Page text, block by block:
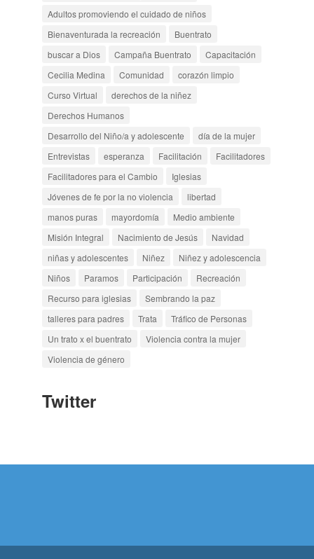
Adultos promoviendo el cuidado de niños
Bienaventurada la recreación
Buentrato
buscar a Dios
Campaña Buentrato
Capacitación
Cecilia Medina
Comunidad
corazón limpio
Curso Virtual
derechos de la niñez
Derechos Humanos
Desarrollo del Niño/a y adolescente
día de la mujer
Entrevistas
esperanza Facilitación
Facilitadores
Facilitadores para el Cambio
Iglesias
Jóvenes de fe por la no violencia
libertad
manos puras
mayordomía
Medio ambiente
Misión Integral
Nacimiento de Jesús
Navidad
niñas y adolescentes
Niñez
Niñez y adolescencia
Niños
Paramos Participación
Recreación
Recurso para iglesias
Sembrando la paz
talleres para padres
Trata
Tráfico de Personas
Un trato x el buentrato
Violencia contra la mujer
Violencia de género
Twitter